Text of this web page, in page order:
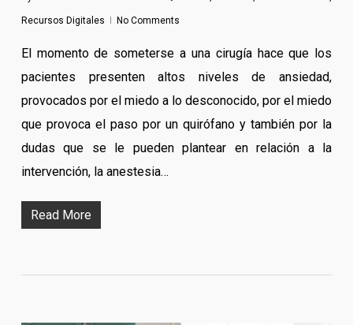
Recursos Digitales No Comments
El momento de someterse a una cirugía hace que los
pacientes presenten altos niveles de ansiedad,
provocados por el miedo a lo desconocido, por el miedo
que provoca el paso por un quirófano y también por la
dudas que se le pueden plantear en relación a la
intervención, la anestesia…
Read More